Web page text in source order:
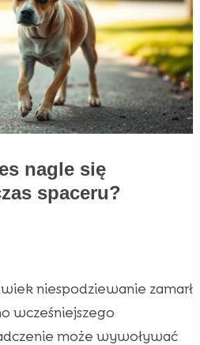
nagle się
spaceru?
niespodziewanie zamarł
wcześniejszego
może wywoływać